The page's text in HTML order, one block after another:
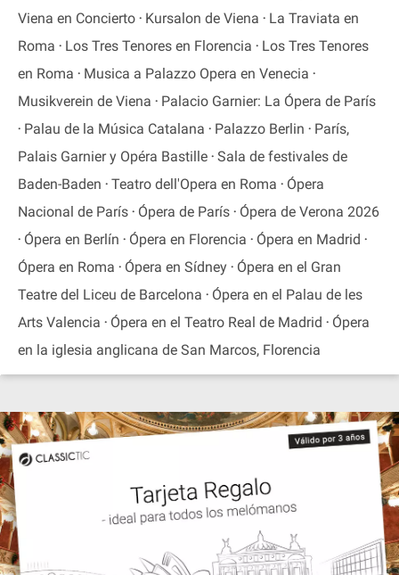
Viena en Concierto
Kursalon de Viena
La Traviata en
Roma
Los Tres Tenores en Florencia
Los Tres Tenores
en Roma
Musica a Palazzo Opera en Venecia
Musikverein de Viena
Palacio Garnier: La Ópera de París
Palau de la Música Catalana
Palazzo Berlin
París,
Palais Garnier y Opéra Bastille Sala de festivales de
Baden-Baden
Teatro dell'Opera en Roma
Ópera
Nacional de París
Ópera de París
Ópera de Verona 2026
Ópera en Berlín
Ópera en Florencia
Ópera en Madrid
Ópera en Roma
Ópera en Sídney
Ópera en el Gran
Teatre del Liceu de Barcelona
Ópera en el Palau de les
Arts Valencia
Ópera en el Teatro Real de Madrid
Ópera
en la iglesia anglicana de San Marcos, Florencia